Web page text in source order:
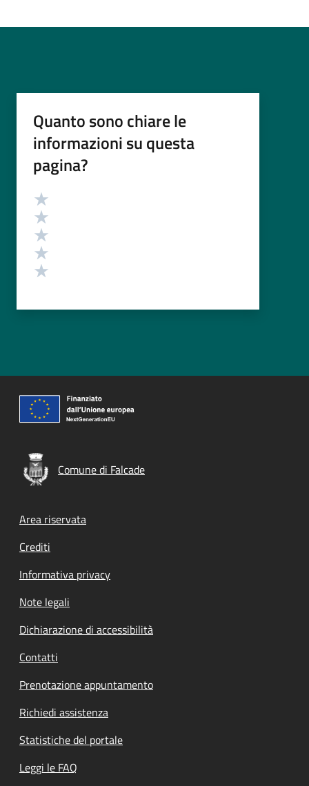
Quanto sono chiare le
informazioni su questa
pagina?
Valutazione
Comune di Falcade
Footer menu
Area riservata
Crediti
Informativa privacy
Note legali
Dichiarazione di accessibilità
Contatti
Prenotazione appuntamento
Richiedi assistenza
Statistiche del portale
Leggi le FAQ